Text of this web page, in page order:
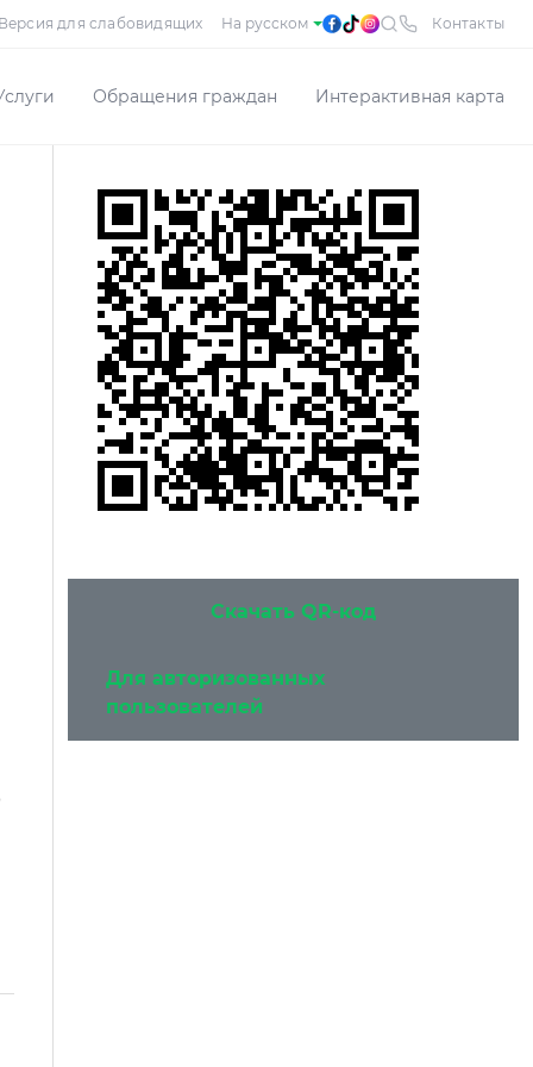
для слабовидящих Контакты
Обращения граждан Интерактивная карта
Скачать QR-код
Для авторизованных
пользователей